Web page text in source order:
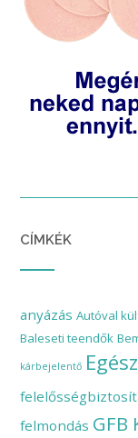
CÍMKÉK
anyázás Autóval
Baleseti teendők
kárbejelentő
felmondás GFB